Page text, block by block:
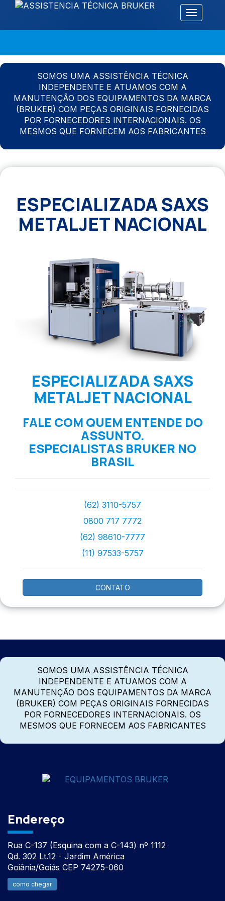
Alternar
SOMOS UMA ASSISTÊNCIA TÉCNICA
INDEPENDENTE E ATUAMOS COM A
MANUTENÇÃO DOS EQUIPAMENTOS DA MARCA
(BRUKER) COM PEÇAS ORIGINAIS FORNECIDAS
POR FORNECEDORES INTERNACIONAIS. OS
MESMOS QUE FORNECEM AOS FABRICANTES
ESPECIALIZADA SAXS
METALJET NACIONAL
ESPECIALIZADA SAXS
METALJET NACIONAL
FALE COM QUEM ENTENDE DO
ASSUNTO.
ESPECIALISTAS BRUKER NO
BRASIL
(62) 3110-5757
0800 717 7772
(62) 98610-7777
(11) 97533-5757
CONTATO
SOMOS UMA ASSISTÊNCIA TÉCNICA
INDEPENDENTE E ATUAMOS COM A
MANUTENÇÃO DOS EQUIPAMENTOS DA MARCA
(BRUKER) COM PEÇAS ORIGINAIS FORNECIDAS
POR FORNECEDORES INTERNACIONAIS. OS
MESMOS QUE FORNECEM AOS FABRICANTES
Endereço
Rua C-137 (Esquina com a C-143) nº 1112
Qd. 302 Lt.12 - Jardim América
Goiânia/Goiás CEP 74275-060
como chegar